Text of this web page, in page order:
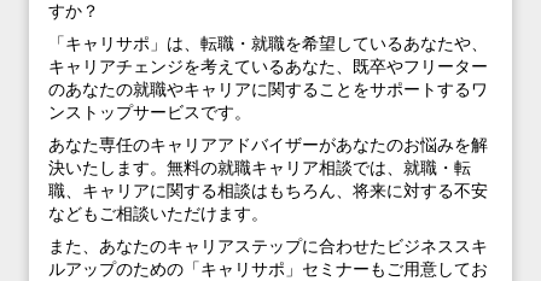
すか？
「キャリサポ」は、転職・就職を希望しているあなたや、
キャリアチェンジを考えているあなた、既卒やフリーター
のあなたの就職やキャリアに関することをサポートするワ
ンストップサービスです。
あなた専任のキャリアアドバイザーがあなたのお悩みを解
決いたします。無料の就職キャリア相談では、就職・転
職、キャリアに関する相談はもちろん、将来に対する不安
などもご相談いただけます。
また、あなたのキャリアステップに合わせたビジネススキ
ルアップのための「キャリサポ」セミナーもご用意してお